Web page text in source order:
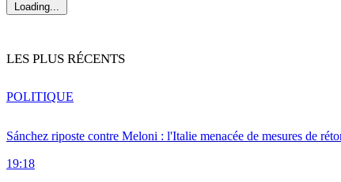
Loading...
LES PLUS RÉCENTS
Sánchez riposte contre Meloni : l'Italie menacée de mesures de
19:18
POLITIQUE